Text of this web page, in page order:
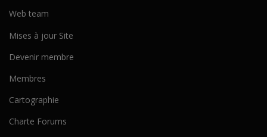
Web team
Mises à jour Site
Devenir membre
Membres
Cartographie
Charte Forums